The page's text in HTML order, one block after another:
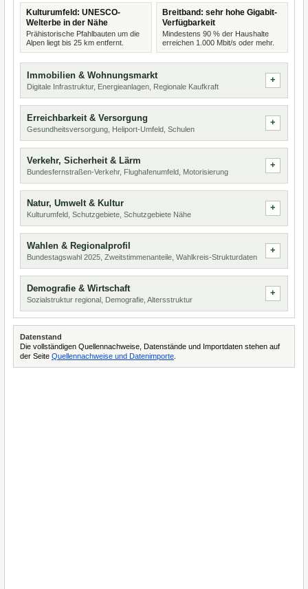
Kulturumfeld: UNESCO-
Welterbe in der Nähe
Prähistorische Pfahlbauten um die
Alpen liegt bis 25 km entfernt.
Breitband: sehr hohe Gigabit-
Verfügbarkeit
Mindestens 90 % der Haushalte
erreichen 1.000 Mbit/s oder mehr.
Immobilien & Wohnungsmarkt
Digitale Infrastruktur, Energieanlagen, Regionale Kaufkraft
Erreichbarkeit & Versorgung
Gesundheitsversorgung, Heliport-Umfeld, Schulen
Verkehr, Sicherheit & Lärm
Bundesfernstraßen-Verkehr, Flughafenumfeld, Motorisierung
Natur, Umwelt & Kultur
Kulturumfeld, Schutzgebiete, Schutzgebiete Nähe
Wahlen & Regionalprofil
Bundestagswahl 2025, Zweitstimmenanteile, Wahlkreis-Strukturdaten
Demografie & Wirtschaft
Sozialstruktur regional, Demografie, Altersstruktur
Datenstand
Die vollständigen Quellennachweise, Datenstände und Importdaten stehen auf
der Seite Quellennachweise und Datenimporte